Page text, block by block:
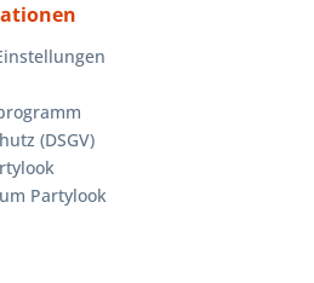
(DSGV)
Partylook